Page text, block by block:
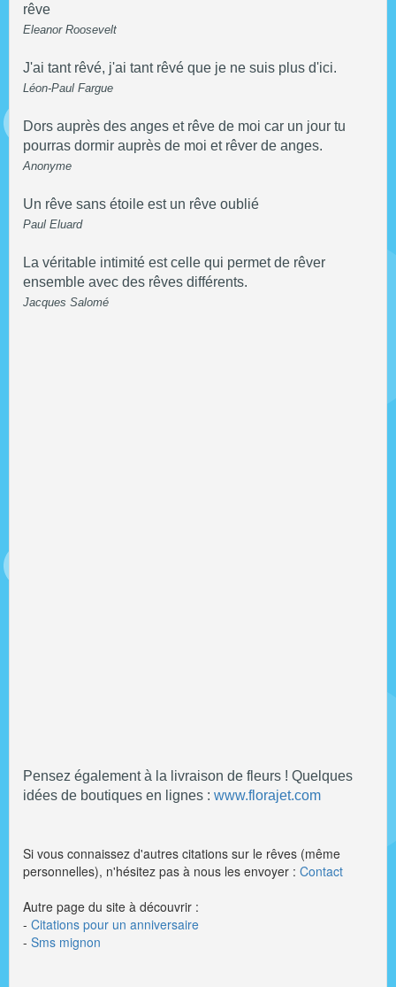
rêve
Eleanor Roosevelt
J'ai tant rêvé, j'ai tant rêvé que je ne suis plus d'ici.
Léon-Paul Fargue
Dors auprès des anges et rêve de moi car un jour tu
pourras dormir auprès de moi et rêver de anges.
Anonyme
Un rêve sans étoile est un rêve oublié
Paul Eluard
La véritable intimité est celle qui permet de rêver
ensemble avec des rêves différents.
Jacques Salomé
Pensez également à la livraison de fleurs ! Quelques
idées de boutiques en lignes : www.florajet.com
Si vous connaissez d'autres citations sur le rêves (même
personnelles), n'hésitez pas à nous les envoyer : Contact
Autre page du site à découvrir :
- Citations pour un anniversaire
- Sms mignon